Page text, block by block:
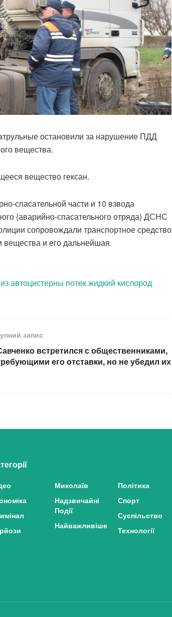
остановили за нарушение ПДД
вещества.
вещество гексан.
спасательной части и 10 взвода
(аварийно-спасательного отряда) ДСНС
сопровождали транспортное средство
вещества и его дальнейшая
автоцистерны потек жидкий кислород
запис
встретился с общественниками,
его отставки, но не убедил их
Миколаїв
Надзвичайні
Події
Найважливіше
Політика
Спорт
Суспільство
Технології